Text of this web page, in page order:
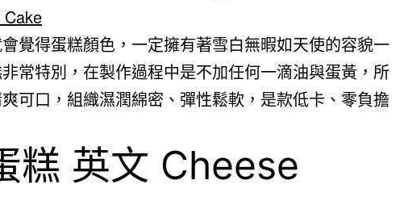
覺得蛋糕顏色，一定擁有著雪白無暇如天使的容貌一
常特別，在製作過程中是不加任何一滴油與蛋黃，所
可口，組織濕潤綿密、彈性鬆軟，是款低卡、零負擔
糕 英文 Cheese